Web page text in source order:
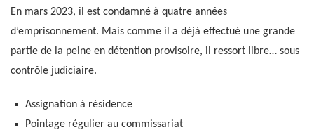
En mars 2023, il est condamné à quatre années
d’emprisonnement. Mais comme il a déjà effectué une grande
partie de la peine en détention provisoire, il ressort libre… sous
contrôle judiciaire.
Assignation à résidence
Pointage régulier au commissariat